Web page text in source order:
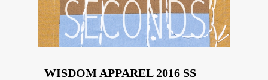
WISDOM APPAREL 2016 SS